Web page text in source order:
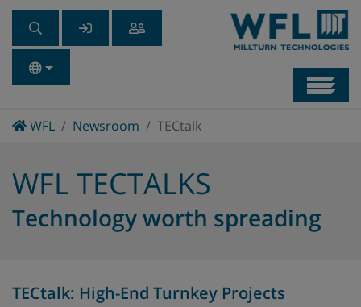
WFLHomeNewsroom TECtalk
WFL TECTALKS
Technology worth spreading
TECtalk: High-End Turnkey Projects